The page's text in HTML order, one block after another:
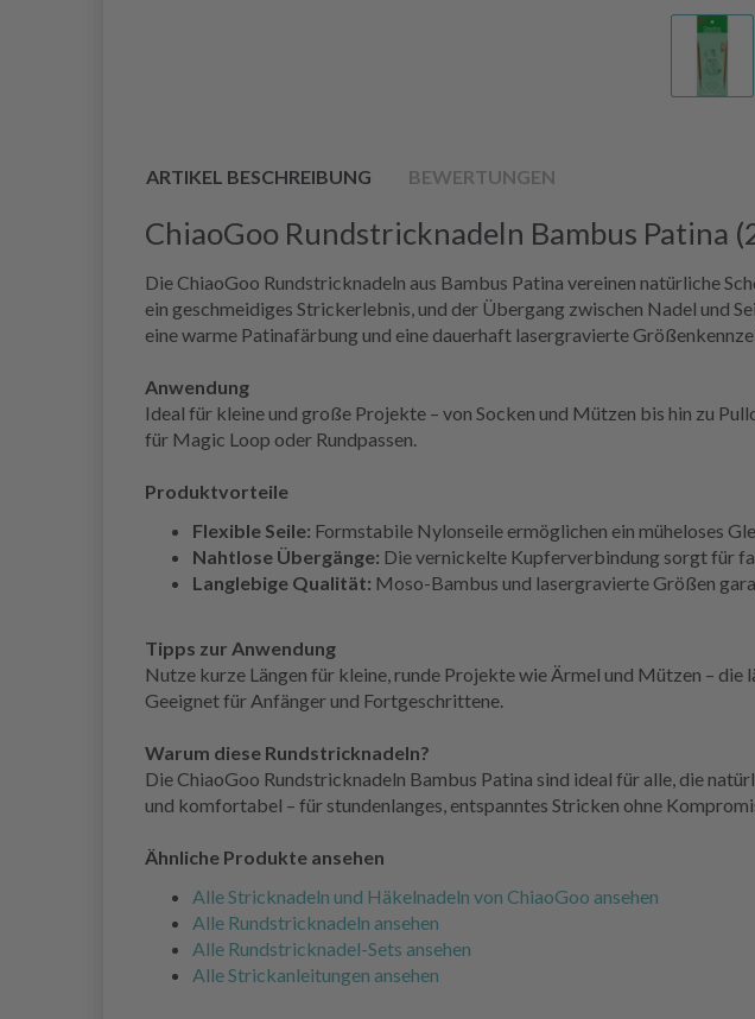
ARTIKEL BESCHREIBUNG BEWERTUNGEN
ChiaoGoo Rundstricknadeln Bambus Patina
Die ChiaoGoo Rundstricknadeln aus Bambus Patina vereinen natürliche
ein geschmeidiges Strickerlebnis, und der Übergang zwischen Nadel und
eine warme Patinafärbung und eine dauerhaft lasergravierte
Anwendung
Ideal für kleine und große Projekte – von Socken und Mützen bis hin zu
für Magic Loop oder Rundpassen.
Produktvorteile
Flexible Seile: Formstabile Nylonseile ermöglichen ein müheloses
Nahtlose Übergänge: Die vernickelte Kupferverbindung sorgt für
Langlebige Qualität: Moso-Bambus und lasergravierte Größen
Tipps zur Anwendung
Nutze kurze Längen für kleine, runde Projekte wie Ärmel und Mützen –
Geeignet für Anfänger und Fortgeschrittene.
Warum diese Rundstricknadeln?
Die ChiaoGoo Rundstricknadeln Bambus Patina sind ideal für alle, die
und komfortabel – für stundenlanges, entspanntes Stricken ohne
Ähnliche Produkte ansehen
Alle Stricknadeln und Häkelnadeln von ChiaoGoo ansehen
Alle Rundstricknadeln ansehen
Alle Rundstricknadel-Sets ansehen
Alle Strickanleitungen ansehen